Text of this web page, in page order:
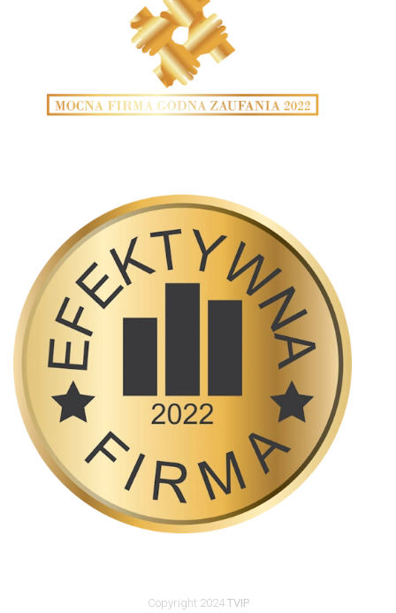
Copyright 2024 TVIP